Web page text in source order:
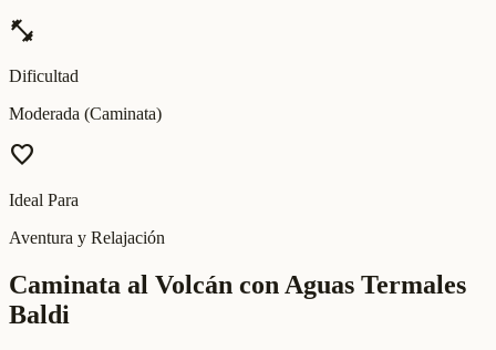
fitness_center
Dificultad
Moderada (Caminata)
favorite
Ideal Para
Aventura y Relajación
Caminata al Volcán con Aguas Termales
Baldi